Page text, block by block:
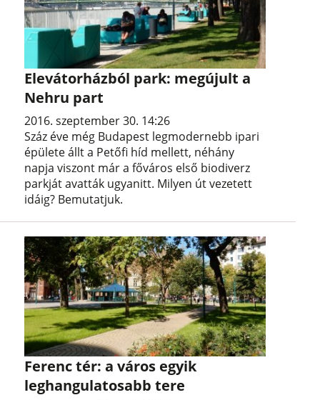
Elevátorházból park: megújult a
Nehru part
2016. szeptember 30. 14:26
Száz éve még Budapest legmodernebb ipari
épülete állt a Petőfi híd mellett, néhány
napja viszont már a főváros első biodiverz
parkját avatták ugyanitt. Milyen út vezetett
idáig? Bemutatjuk.
Ferenc tér: a város egyik
leghangulatosabb tere